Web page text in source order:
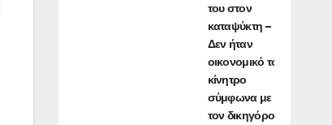
του στον
καταψύκτη –
Δεν ήταν
οικονομικό το
κίνητρο
σύμφωνα με
τον δικηγόρο